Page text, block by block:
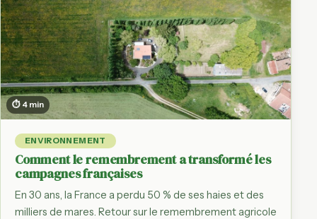
⏱ 4 min
ENVIRONNEMENT
Comment le remembrement a transformé les
campagnes françaises
En 30 ans, la France a perdu 50 % de ses haies et des
milliers de mares. Retour sur le remembrement agricole